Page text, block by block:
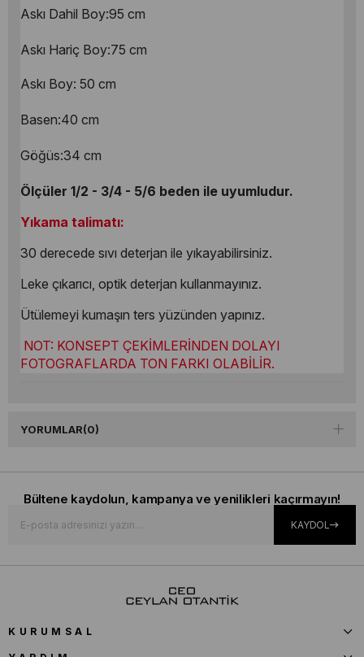
Askı Dahil Boy:95 cm
Askı Hariç Boy:75 cm
Askı Boy: 50 cm
Basen:40 cm
Göğüs:34 cm
Ölçüler 1/2 - 3/4 - 5/6 beden ile uyumludur.
Yıkama talimatı:
30 derecede sıvı deterjan ile yıkayabilirsiniz.
Leke çıkarıcı, optik deterjan kullanmayınız.
Ütülemeyi kumaşın ters yüzünden yapınız.
NOT: KONSEPT ÇEKİMLERİNDEN DOLAYI
FOTOGRAFLARDA TON FARKI OLABİLİR.
YORUMLAR(0)
Bültene kaydolun, kampanya ve yenilikleri kaçırmayın!
KAYDOL
KURUMSAL